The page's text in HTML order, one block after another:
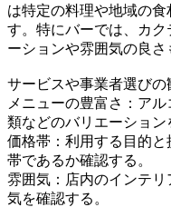
は特定の料理や地域の
す。特にバーでは、カ
ーションや雰囲気の良さ
サービスや事業者選びの
メニューの豊富さ：ア
類などのバリエーション
価格帯：利用する目的
帯であるか確認する。
雰囲気：店内のインテ
気を確認する。